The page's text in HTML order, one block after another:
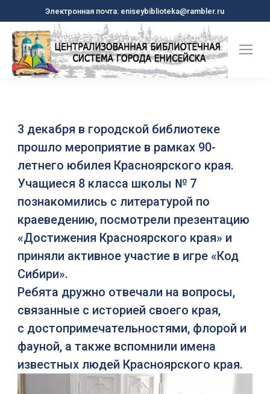
Электронная почта: eniseybiblioteka@rambler.ru
3 декабря в городской библиотеке
прошло мероприятие в рамках 90-
летнего юбилея Красноярского края.
Учащиеся 8 класса школы № 7
познакомились с литературой по
краеведению, посмотрели презентацию
«Достижения Красноярского края» и
приняли активное участие в игре «Код
Сибири».
Ребята дружно отвечали на вопросы,
связанные с историей своего края,
с достопримечательностями, флорой и
фауной, а также вспомнили имена
известных людей Красноярского края.